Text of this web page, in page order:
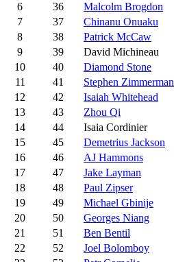
6
36 Malcolm Brogdon
7
37 Chinanu Onuaku
8
38 Patrick McCaw
9
39 David Michineau
10
40 Diamond Stone
11
41 Stephen Zimmerman
12
42 Isaiah Whitehead
13
43 Zhou Qi
14
44 Isaia Cordinier
15
45 Demetrius Jackson
16
46 AJ Hammons
17
47 Jake Layman
18
48 Paul Zipser
19
49 Michael Gbinije
20
50 Georges Niang
21
51 Ben Bentil
22
52 Joel Bolomboy